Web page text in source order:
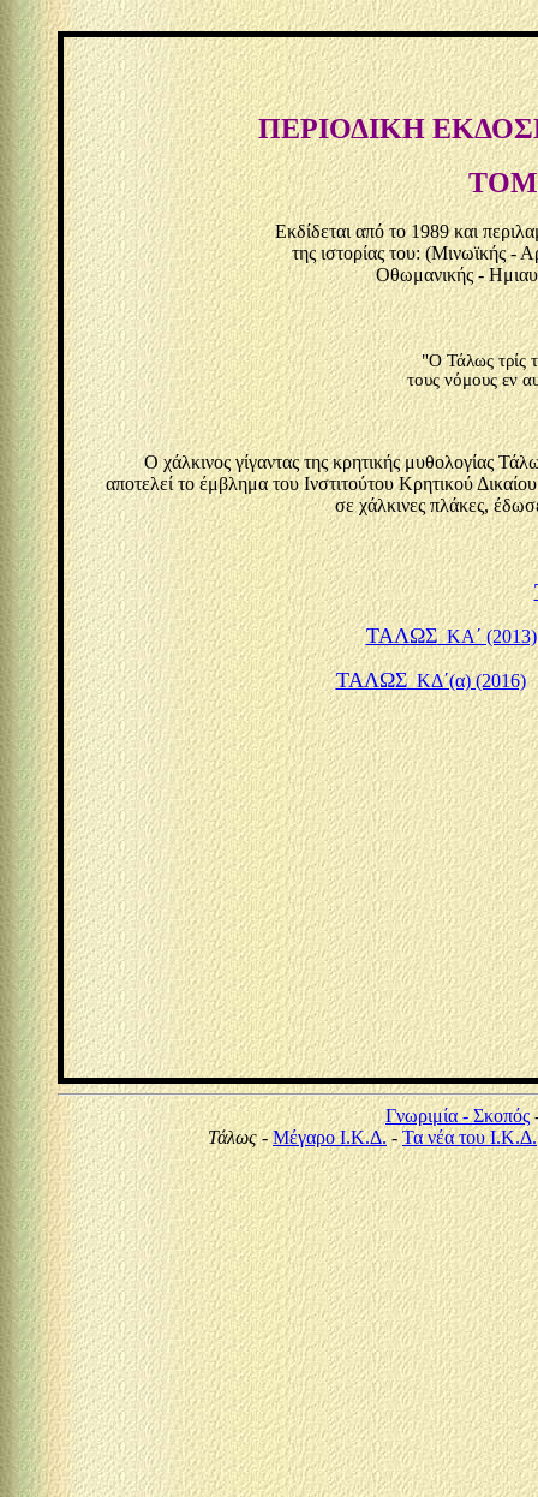
ΠΕΡΙΟΔΙΚΗ
Εκδίδεται από το 1989 και
της ιστορίας του: (Μινωϊκής -
Οθωμανικής -
"Ο Τάλως τρίς
τους νόμους εν
Ο χάλκινος γίγαντας της κρητικής μυθολογίας
αποτελεί το έμβλημα του Ινστιτούτου Κρητικού
σε χάλκινες πλάκες,
ΤΑΛΩΣΚΑ΄ (2013)
ΤΑΛΩΣΚΔ΄(α) (2016)
Γνωριμία - Σκοπός
Τάλως-Μέγαρο Ι.Κ.Δ.-Τα νέα του Ι.Κ.Δ.